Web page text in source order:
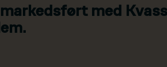
med